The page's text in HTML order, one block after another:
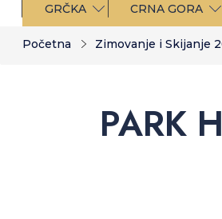
GRČKA CRNA GORA
Početna Zimovanje i Skijanje
PARK